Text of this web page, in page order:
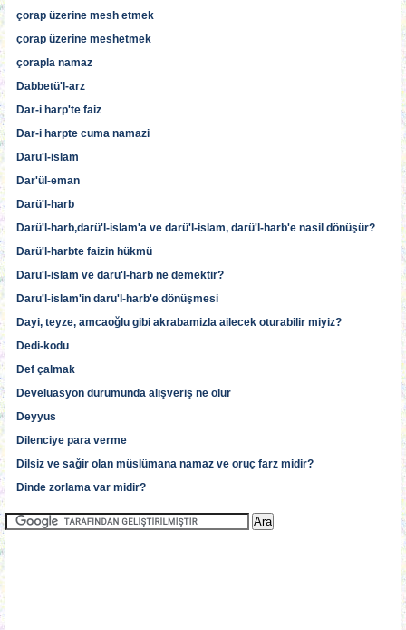
çorap üzerine mesh etmek
çorap üzerine meshetmek
çorapla namaz
Dabbetü'l-arz
Dar-i harp'te faiz
Dar-i harpte cuma namazi
Darü'l-islam
Dar'ül-eman
Darü'l-harb
Darü'l-harb,darü'l-islam'a ve darü'l-islam, darü'l-harb'e nasil dönüşür?
Darü'l-harbte faizin hükmü
Darü'l-islam ve darü'l-harb ne demektir?
Daru'l-islam'in daru'l-harb'e dönüşmesi
Dayi, teyze, amcaoğlu gibi akrabamizla ailecek oturabilir miyiz?
Dedi-kodu
Def çalmak
Develüasyon durumunda alışveriş ne olur
Deyyus
Dilenciye para verme
Dilsiz ve sağir olan müslümana namaz ve oruç farz midir?
Dinde zorlama var midir?